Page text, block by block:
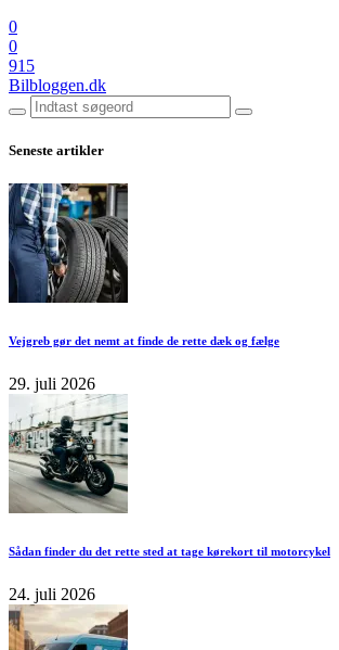
0
0
915
Bilbloggen.dk
Seneste artikler
Vejgreb gør det nemt at finde de rette dæk og fælge
29. juli 2026
Sådan finder du det rette sted at tage kørekort til motorcykel
24. juli 2026